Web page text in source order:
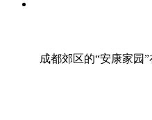
成都郊区的“安康家园